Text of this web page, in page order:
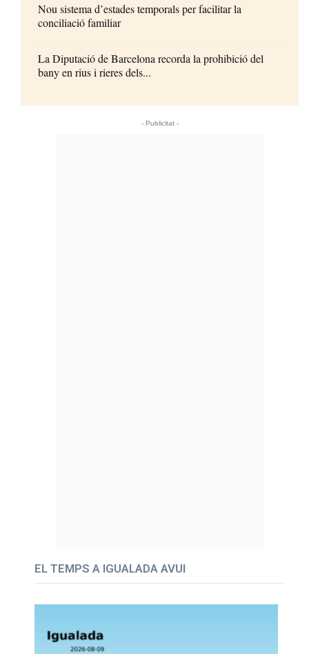
Nou sistema d’estades temporals per facilitar la
conciliació familiar
La Diputació de Barcelona recorda la prohibició del
bany en rius i rieres dels...
- Publicitat -
EL TEMPS A IGUALADA AVUI